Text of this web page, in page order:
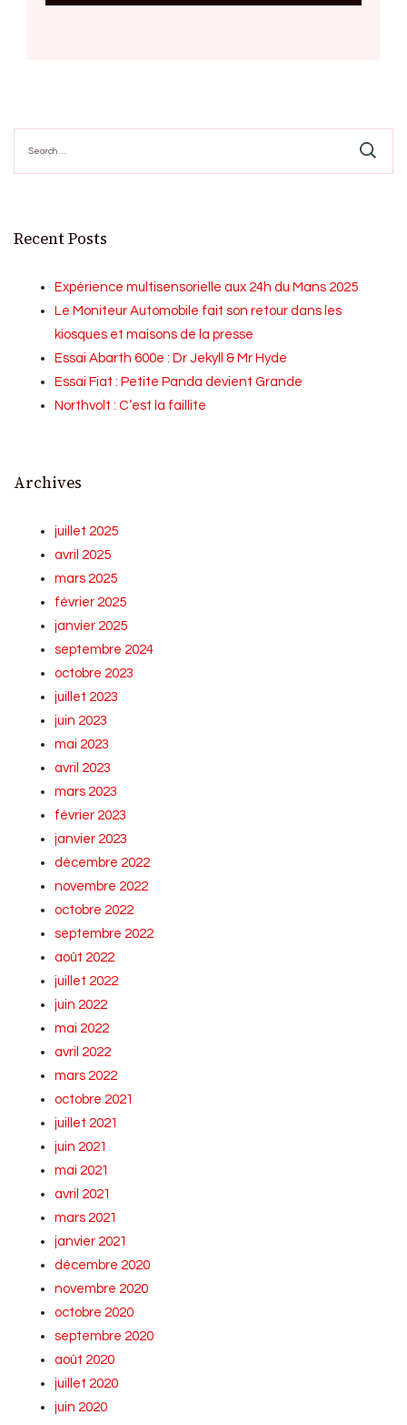
for:
Recent Posts
Expérience multisensorielle aux 24h du Mans 2025
Le Moniteur Automobile fait son retour dans les
kiosques et maisons de la presse
Essai Abarth 600e : Dr Jekyll & Mr Hyde
Essai Fiat : Petite Panda devient Grande
Northvolt : C’est la faillite
Archives
juillet 2025
avril 2025
mars 2025
février 2025
janvier 2025
septembre 2024
octobre 2023
juillet 2023
juin 2023
mai 2023
avril 2023
mars 2023
février 2023
janvier 2023
décembre 2022
novembre 2022
octobre 2022
septembre 2022
août 2022
juillet 2022
juin 2022
mai 2022
avril 2022
mars 2022
octobre 2021
juillet 2021
juin 2021
mai 2021
avril 2021
mars 2021
janvier 2021
décembre 2020
novembre 2020
octobre 2020
septembre 2020
août 2020
juillet 2020
juin 2020